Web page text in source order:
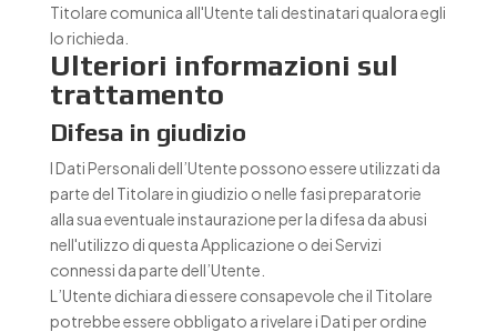
Titolare comunica all'Utente tali destinatari qualora egli
lo richieda.
Ulteriori informazioni sul
trattamento
Difesa in giudizio
I Dati Personali dell’Utente possono essere utilizzati da
parte del Titolare in giudizio o nelle fasi preparatorie
alla sua eventuale instaurazione per la difesa da abusi
nell'utilizzo di questa Applicazione o dei Servizi
connessi da parte dell’Utente.
L’Utente dichiara di essere consapevole che il Titolare
potrebbe essere obbligato a rivelare i Dati per ordine